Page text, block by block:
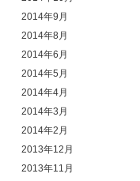
2014年9月
2014年8月
2014年6月
2014年5月
2014年4月
2014年3月
2014年2月
2013年12月
2013年11月